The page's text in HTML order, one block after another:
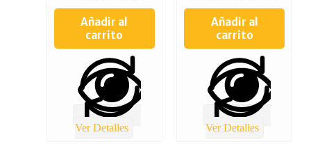
Añadir al
carrito
Ver Detalles
Añadir al
carrito
Ver Detalles